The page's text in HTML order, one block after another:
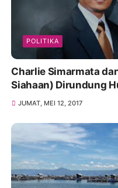
POLITIKA
Charlie Simarmata
Siahaan) Dirundung
JUMAT, MEI 12, 2017